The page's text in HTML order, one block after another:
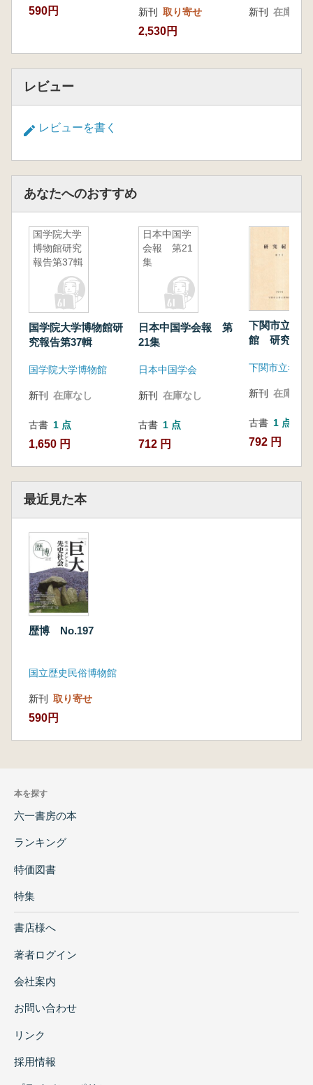
590円 新刊 取り寄せ
2,530円
新刊 在庫なし
レビュー
レビューを書く
あなたへのおすすめ
国学院大学
博物館研究
報告第37輯
国学院大学博物館研
究報告第37輯
国学院大学博物館
新刊 在庫なし
古書 1 点
1,650 円
日本中国学
会報 第21
集
日本中国学会報 第
21集
日本中国学会
新刊 在庫なし
古書 1 点
712 円
下関市立考
館 研究紀
下関市立考古
新刊 在庫なし
古書 1 点
792 円
最近見た本
歴博 No.197
国立歴史民俗博物館
新刊 取り寄せ
590円
本を探す
六一書房の本
ランキング
特価図書
特集
書店様へ
著者ログイン
会社案内
お問い合わせ
リンク
採用情報